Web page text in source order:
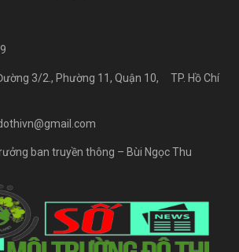
3/2., Phường 11, Quận 10, TP. Hồ Chí
ban truyền thông – Bùi Ngọc Thu